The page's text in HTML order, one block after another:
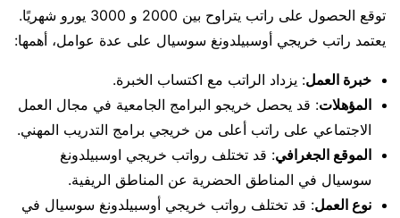
توقع الحصول على راتب يتراوح بين 2000 و 3000 يورو شهريًا.
يعتمد راتب خريجي أوسبيلدونغ سوسيال على عدة عوامل، أهمها:
خبرة العمل: يزداد الراتب مع اكتساب الخبرة.
المؤهلات: قد يحصل خريجو البرامج الجامعية في مجال العمل
الاجتماعي على راتب أعلى من خريجي برامج التدريب المهني.
الموقع الجغرافي: قد تختلف رواتب خريجي اوسبيلدونغ
سوسيال في المناطق الحضرية عن المناطق الريفية.
نوع العمل: قد تختلف رواتب خريجي أوسبيلدونغ سوسيال في